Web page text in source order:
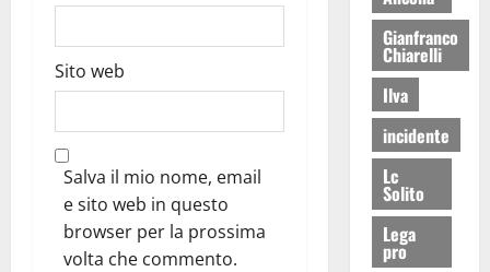
Sito web
Salva il mio nome, email
e sito web in questo
browser per la prossima
volta che commento.
Gianfranco
Chiarelli
Ilva
incidente
Lc
Solito
Lega
pro